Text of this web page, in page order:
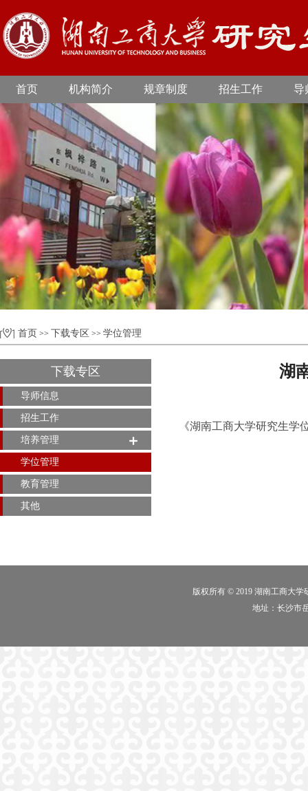
首页 机构简介 规章制度 招生工作 导
首页 >> 下载专区 >> 学位管理
下载专区
导师信息
招生工作
培养管理
学位管理
教育管理
其他
湖
《湖南工商大学研究生学
版权所有 © 2019 湖南工商大学
地址：长沙市